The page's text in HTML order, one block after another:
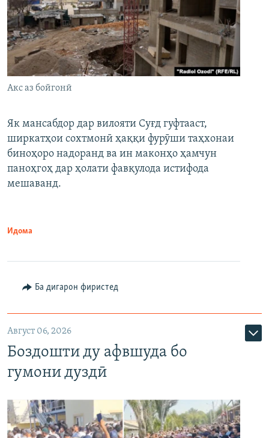
Акс аз бойгонӣ
Як мансабдор дар вилояти Суғд гуфтааст,
ширкатҳои сохтмонӣ ҳаққи фурӯши таҳхонаи
биноҳоро надоранд ва ин маконҳо ҳамчун
паноҳгоҳ дар ҳолати фавқулода истифода
мешаванд.
Идома
Ба дигарон фиристед
Август 06, 2026
Боздошти ду афвшуда бо
гумони дуздӣ